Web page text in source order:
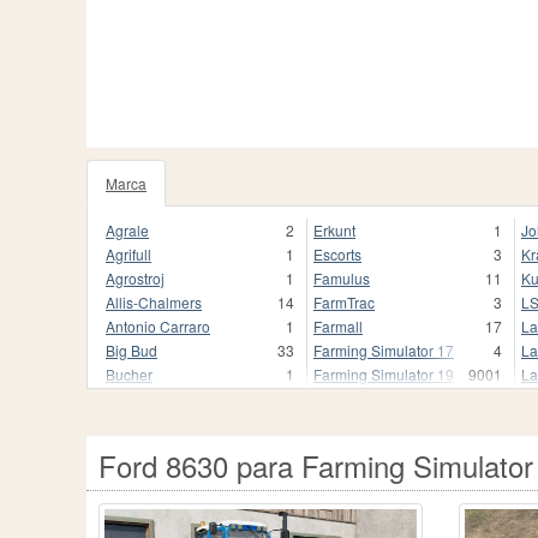
Marca
1020
Agrale
2
Agrifull
1
Agrostroj
1
Allis-Chalmers
14
Antonio Carraro
1
Big Bud
33
Bucher
1
Case
2
Case 2870 Traction King
1
Case I
1
Erkunt
1
Escorts
3
Famulus
11
FarmTrac
3
Farmall
17
Farming Simulator 17
4
Farming Simulator 19
9001
Fendt
837
Fendt Favorit 800
1
Fiat
118
LS
Ford 8630 para Farming